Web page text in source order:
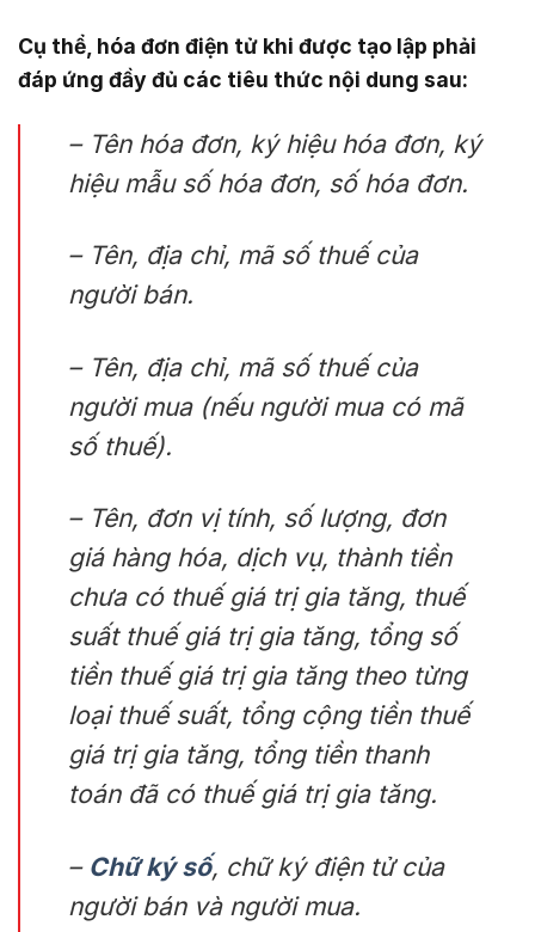
Cụ thể, hóa đơn điện tử khi được tạo lập phải
đáp ứng đầy đủ các tiêu thức nội dung sau:
– Tên hóa đơn, ký hiệu hóa đơn, ký
hiệu mẫu số hóa đơn, số hóa đơn.
– Tên, địa chỉ, mã số thuế của
người bán.
– Tên, địa chỉ, mã số thuế của
người mua (nếu người mua có mã
số thuế).
– Tên, đơn vị tính, số lượng, đơn
giá hàng hóa, dịch vụ, thành tiền
chưa có thuế giá trị gia tăng, thuế
suất thuế giá trị gia tăng, tổng số
tiền thuế giá trị gia tăng theo từng
loại thuế suất, tổng cộng tiền thuế
giá trị gia tăng, tổng tiền thanh
toán đã có thuế giá trị gia tăng.
– Chữ ký số, chữ ký điện tử của
người bán và người mua.